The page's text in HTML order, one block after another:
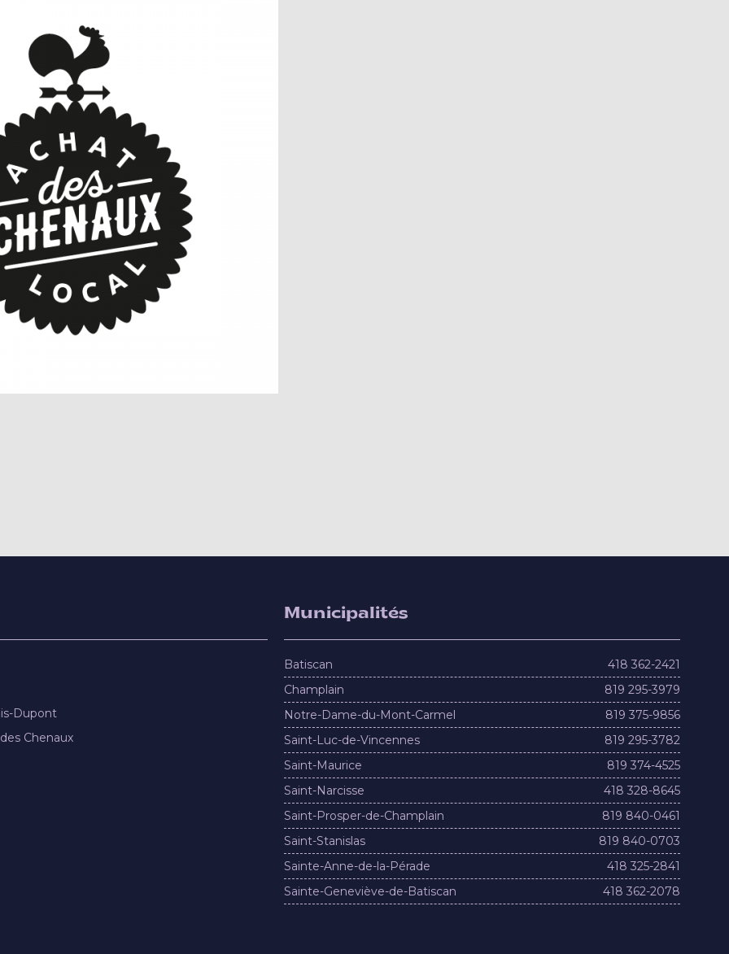
Dupont
Chenaux
Municipalités
Batiscan
418 362-2421
Champlain
819 295-3979
Notre-Dame-du-Mont-Carmel
819 375-9856
Saint-Luc-de-Vincennes
819 295-3782
Saint-Maurice
819 374-4525
Saint-Narcisse
418 328-8645
Saint-Prosper-de-Champlain
819 840-0461
Saint-Stanislas
819 840-0703
Sainte-Anne-de-la-Pérade
418 325-2841
Sainte-Geneviève-de-Batiscan
418 362-2078